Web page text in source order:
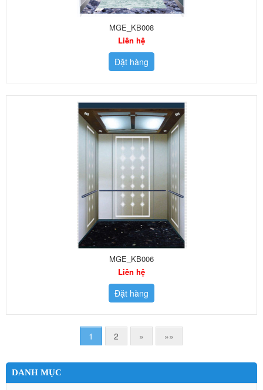
MGE_KB008
Liên hệ
Đặt hàng
MGE_KB006
Liên hệ
Đặt hàng
1 2 » »»
DANH MỤC